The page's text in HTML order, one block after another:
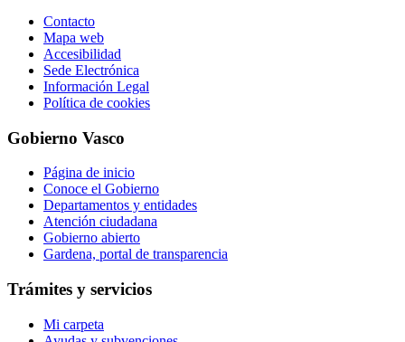
Contacto
Mapa web
Accesibilidad
Sede Electrónica
Información Legal
Política de cookies
Gobierno Vasco
Página de inicio
Conoce el Gobierno
Departamentos y entidades
Atención ciudadana
Gobierno abierto
Gardena, portal de transparencia
Trámites y servicios
Mi carpeta